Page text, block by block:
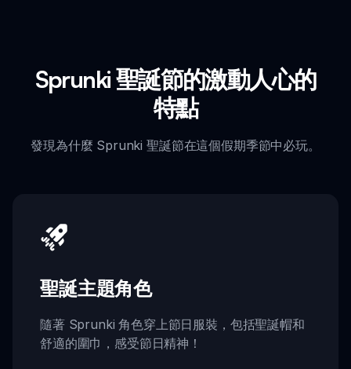
Sprunki 聖誕節的激動人心的
特點
發現為什麼 Sprunki 聖誕節在這個假期季節中必玩。
聖誕主題角色
隨著 Sprunki 角色穿上節日服裝，包括聖誕帽和
舒適的圍巾，感受節日精神！